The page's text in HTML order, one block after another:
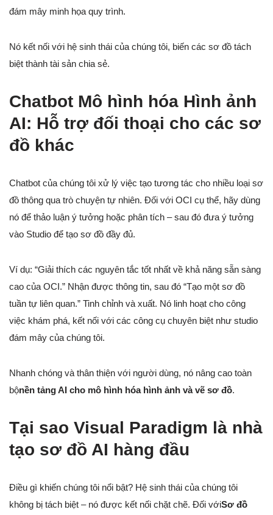
đám mây minh họa quy trình.
Nó kết nối với hệ sinh thái của chúng tôi, biến các sơ đồ tách
biệt thành tài sản chia sẻ.
Chatbot Mô hình hóa Hình ảnh
AI: Hỗ trợ đối thoại cho các sơ
đồ khác
Chatbot của chúng tôi xử lý việc tạo tương tác cho nhiều loại sơ
đồ thông qua trò chuyện tự nhiên. Đối với OCI cụ thể, hãy dùng
nó để thảo luận ý tưởng hoặc phân tích – sau đó đưa ý tưởng
vào Studio để tạo sơ đồ đầy đủ.
Ví dụ: “Giải thích các nguyên tắc tốt nhất về khả năng sẵn sàng
cao của OCI.” Nhận được thông tin, sau đó “Tạo một sơ đồ
tuần tự liên quan.” Tinh chỉnh và xuất. Nó linh hoạt cho công
việc khám phá, kết nối với các công cụ chuyên biệt như studio
đám mây của chúng tôi.
Nhanh chóng và thân thiện với người dùng, nó nâng cao toàn
bộnền tảng AI cho mô hình hóa hình ảnh và vẽ sơ đồ.
Tại sao Visual Paradigm là nhà
tạo sơ đồ AI hàng đầu
Điều gì khiến chúng tôi nổi bật? Hệ sinh thái của chúng tôi
không bị tách biệt – nó được kết nối chặt chẽ. Đối vớiSơ đồ